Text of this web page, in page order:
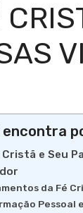
encontra
Cristã e Seu
da Fé
Pessoal